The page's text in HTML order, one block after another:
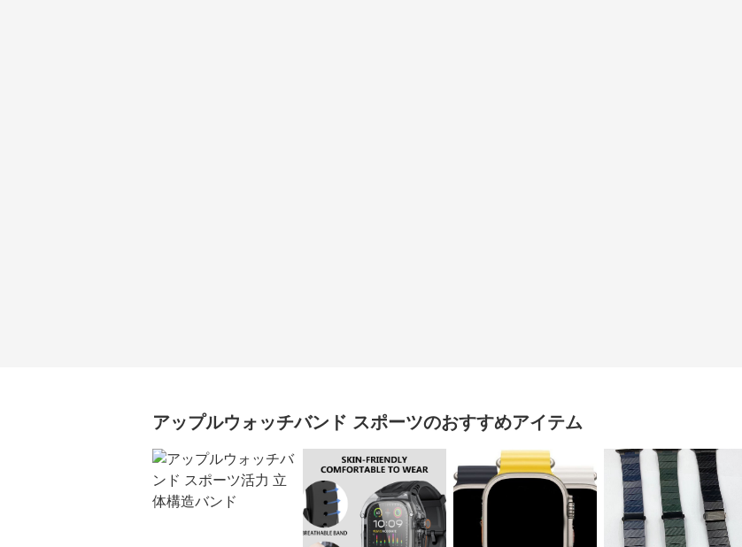
アップルウォッチバンド スポーツのおすすめアイテム